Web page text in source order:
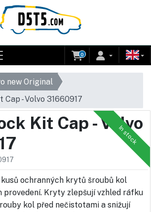
0
new Original
Cap - Volvo 31660917
In stock
Kit Cap - Volvo
ochranných krytů šroubů kol
provedení. Kryty zlepšují vzhled ráfku
kol před nečistotami a snižují